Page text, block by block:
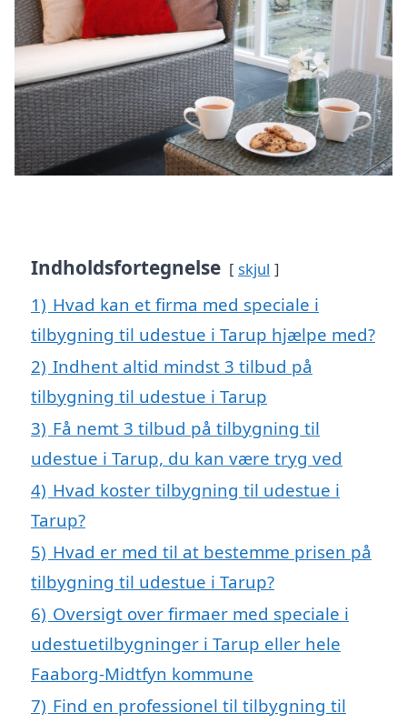
Indholdsfortegnelse skjul
1) Hvad kan et firma med speciale i
tilbygning til udestue i Tarup hjælpe med?
2) Indhent altid mindst 3 tilbud på
tilbygning til udestue i Tarup
3) Få nemt 3 tilbud på tilbygning til
udestue i Tarup, du kan være tryg ved
4) Hvad koster tilbygning til udestue i
Tarup?
5) Hvad er med til at bestemme prisen på
tilbygning til udestue i Tarup?
6) Oversigt over firmaer med speciale i
udestuetilbygninger i Tarup eller hele
Faaborg-Midtfyn kommune
7) Find en professionel til tilbygning til